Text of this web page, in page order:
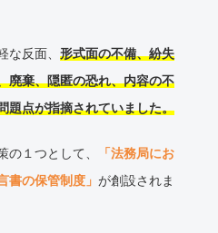
な反面、 形式面の不備、紛失
廃棄、隠匿の恐れ、内容の不
題点が指摘されていました。
の１つとして、
「法務局にお
書の保管制度」 が創設されま